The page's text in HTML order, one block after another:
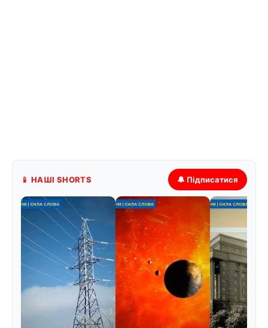
📱 НАШІ SHORTS 🔔 Підписатися